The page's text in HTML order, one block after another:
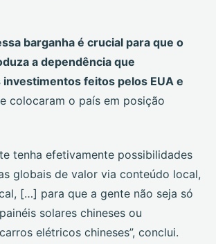
barganha é crucial para que o
a dependência que
feitos pelos EUA e
colocaram o país em posição
tenha efetivamente possibilidades
globais de valor via conteúdo local,
[…] para que a gente não seja só
solares chineses ou
elétricos chineses”, conclui.